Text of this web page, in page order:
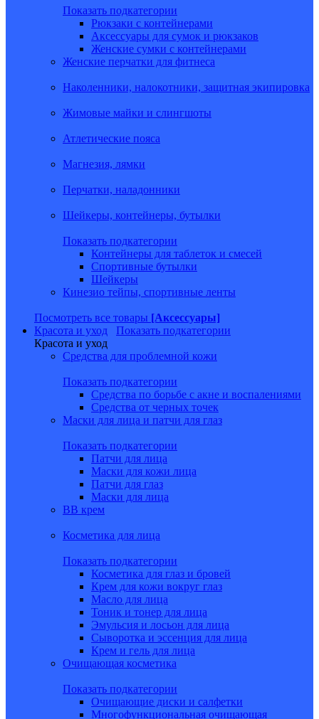
Показать подкатегории
Рюкзаки с контейнерами
Аксессуары для сумок и рюкзаков
Женские сумки с контейнерами
Женские перчатки для фитнеса
Наколенники, налокотники, защитная экипировка
Жимовые майки и слингшоты
Атлетические пояса
Магнезия, лямки
Перчатки, наладонники
Шейкеры, контейнеры, бутылки
Показать подкатегории
Контейнеры для таблеток и смесей
Спортивные бутылки
Шейкеры
Кинезио тейпы, спортивные ленты
Посмотреть все товары [Аксессуары]
Красота и уход
Показать подкатегории
Красота и уход
Средства для проблемной кожи
Показать подкатегории
Средства по борьбе с акне и воспалениями
Средства от черных точек
Маски для лица и патчи для глаз
Показать подкатегории
Патчи для лица
Маски для кожи лица
Патчи для глаз
Маски для лица
BB крем
Косметика для лица
Показать подкатегории
Косметика для глаз и бровей
Крем для кожи вокруг глаз
Масло для лица
Тоник и тонер для лица
Эмульсия и лосьон для лица
Сыворотка и эссенция для лица
Крем и гель для лица
Очищающая косметика
Показать подкатегории
Очищающие диски и салфетки
Многофункциональная очищающая